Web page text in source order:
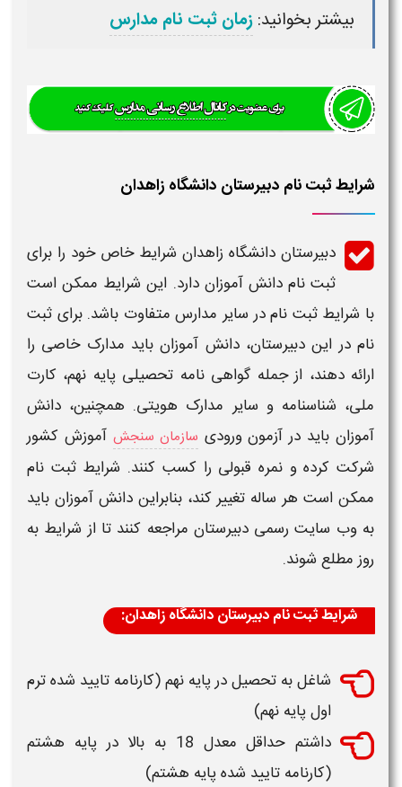
بیشتر بخوانید:زمان ثبت نام مدارس
شرایط ثبت نام دبیرستان دانشگاه زاهدان
دبیرستان دانشگاه زاهدان شرایط خاص خود را برای
ثبت نام دانش آموزان دارد. این شرایط ممکن است
با شرایط ثبت نامدر سایر مدارس متفاوت باشد. برای ثبت
نام در این دبیرستان، دانش آموزان باید مدارک خاصی را
ارائه دهند، از جمله گواهی نامه تحصیلی پایه نهم، کارت
ملی، شناسنامه و سایر مدارک هویتی. همچنین، دانش
آموزان باید در آزمونورودی سازمان سنجش آموزش کشور
شرکت کرده و نمره قبولی را کسب کنند. شرایط ثبت نام
ممکن است هر ساله تغییر کند، بنابراین دانش آموزان باید
به وب سایت رسمیدبیرستان مراجعه کنند تا از شرایط به
روز مطلع شوند.
شرایط ثبت نام دبیرستان دانشگاه زاهدان:
شاغل به تحصیل در پایه نهم (کارنامه تایید شده ترم
اول پایه نهم)
داشتم حداقل معدل 18 به بالا در پایه هشتم
(کارنامه تایید شده پایه هشتم)